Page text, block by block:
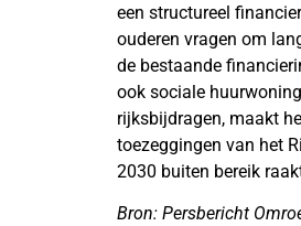
een structureel
ouderen vragen om
de bestaande
ook sociale
rijksbijdragen, maakt
toezeggingen van het
2030 buiten bereik
Bron: Persbericht